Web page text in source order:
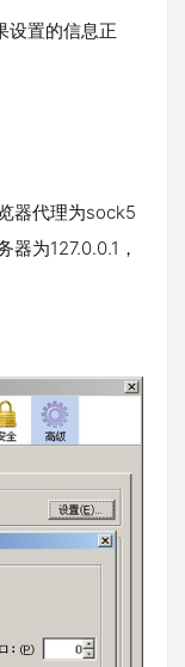
设置的信息正
器代理为sock5
为127.0.0.1，